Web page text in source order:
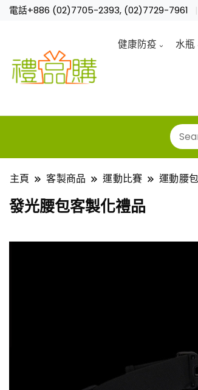
電話+886 (02)7705-2393, (02)7729-7961
健康防疫 水瓶
主頁 客製商品 運動比賽 運動腰
發光腰包客製化禮品